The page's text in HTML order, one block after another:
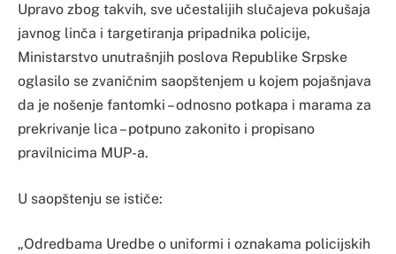
Upravo zbog takvih, sve učestalijih slučajeva pokušaja
javnog linča i targetiranja pripadnika policije,
Ministarstvo unutrašnjih poslova Republike Srpske
oglasilo se zvaničnim saopštenjem u kojem pojašnjava
da je nošenje fantomki – odnosno potkapa i marama za
prekrivanje lica – potpuno zakonito i propisano
pravilnicima MUP-a.
U saopštenju se ističe:
„Odredbama Uredbe o uniformi i oznakama policijskih